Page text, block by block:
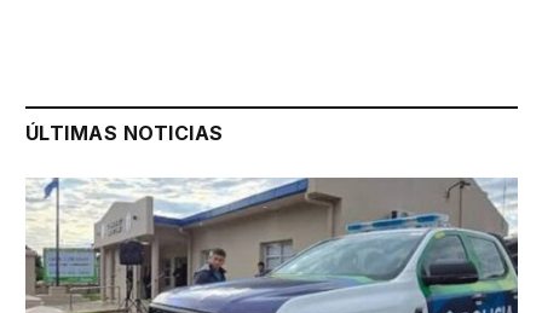
ÚLTIMAS NOTICIAS